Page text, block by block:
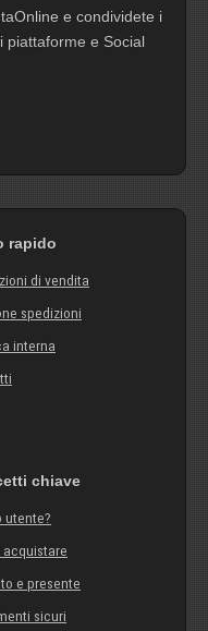
e condividete i
piattaforme e Social
rapido
di vendita
spedizioni
interna
chiave
utente?
acquistare
e presente
sicuri